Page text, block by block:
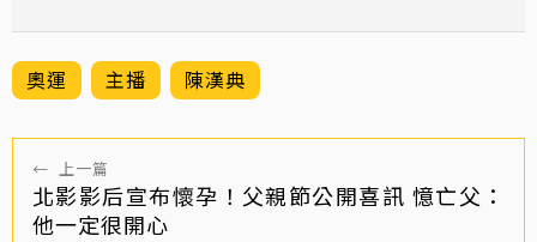
奧運 主播 陳漢典
← 上一篇
北影影后宣布懷孕！父親節公開喜訊 憶亡父：
他一定很開心